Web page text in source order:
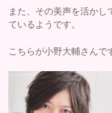
また、その美声を活かし
ているようです。
こちらが小野大輔さんで